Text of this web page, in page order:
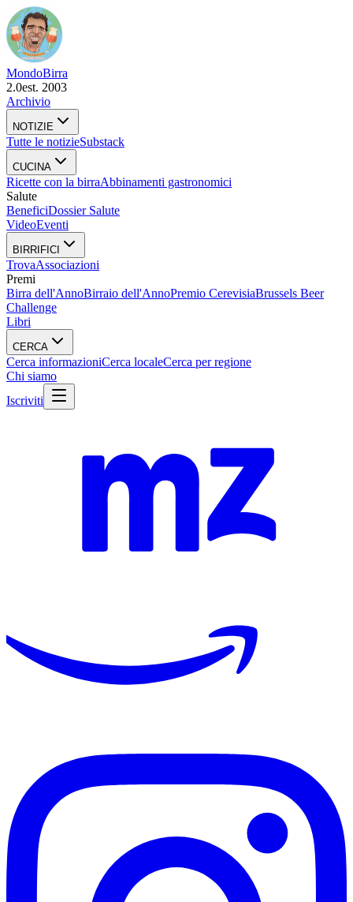
MondoBirra
2.0est. 2003
Archivio
NOTIZIE
Tutte le notizieSubstack
CUCINA
Ricette con la birraAbbinamenti gastronomici
Salute
BeneficiDossier Salute
VideoEventi
BIRRIFICI
TrovaAssociazioni
Premi
Birra dell'AnnoBirraio dell'AnnoPremio CerevisiaBrussels Beer
Challenge
Libri
CERCA
Cerca informazioniCerca localeCerca per regione
Chi siamo
Iscriviti